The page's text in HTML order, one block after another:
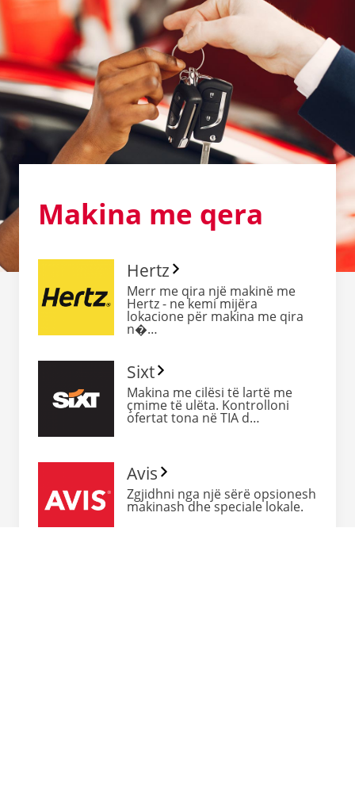
Makina me qera
Hertz
Merr me qira një makinë me
Hertz - ne kemi mijëra
lokacione për makina me qira
n�…
Sixt
Makina me cilësi të lartë me
çmime të ulëta. Kontrolloni
ofertat tona në TIA d…
Avis
Zgjidhni nga një sërë opsionesh
makinash dhe speciale lokale.